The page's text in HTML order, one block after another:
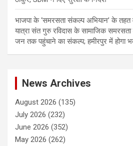
भाजपा के ‘समरसता संकल्प अभियान’ के तहत
यात्रा संत गुरु रविदास के सामाजिक
जन तक पहुंचाने का संकल्प; हमीरपुर में होगा
News Archives
August 2026 (135)
July 2026 (232)
June 2026 (352)
May 2026 (262)